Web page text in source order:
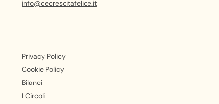
info@decrescitafelice.it
Privacy Policy
Cookie Policy
Bilanci
I Circoli